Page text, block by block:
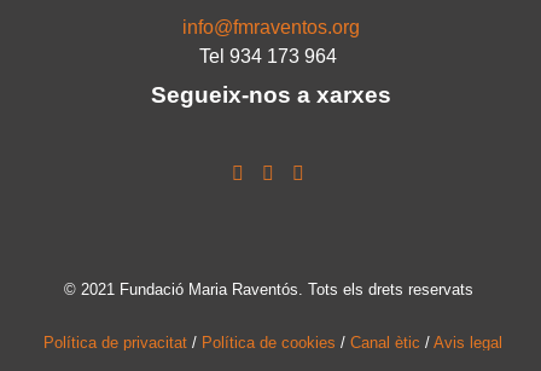
info@fmraventos.org
Tel 934 173 964
Segueix-nos a xarxes
© 2021 Fundació Maria Raventós. Tots els drets reservats
Política de privacitat / Política de cookies / Canal ètic / Avis legal